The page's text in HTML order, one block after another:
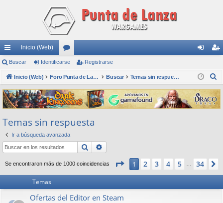
nl
ac
es
rá
pi
do
s
Inicio (Web)
or
os nti
fic
ar
ist
ra
rs
Buscar Identificarse Registrarse
Inicio (Web) Foro Punta de Lanza Wargames Buscar Temas sin respuesta
s
c
Temas sin respuesta
Ir a búsqueda avanzada
Buscar
Se encontraron más de 1000 coincidencias Página de 34
1 2 3 4 5 34
Temas
Ofertas del Editor en Steam